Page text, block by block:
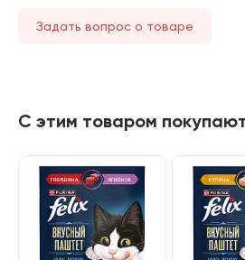
Задать вопрос о товаре
С этим товаром